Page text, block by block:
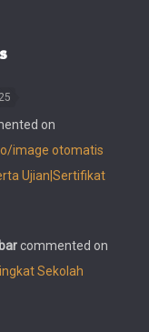
on
image otomatis
Ujian|Sertifikat
commented on
Sekolah